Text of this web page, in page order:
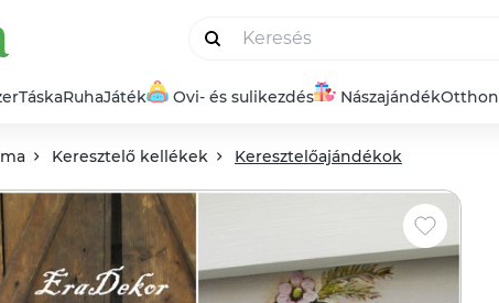
TáskaRuhaJáték Ovi- és sulikezdés NászajándékOtthon
Keresztelő kellékek Keresztelőajándékok